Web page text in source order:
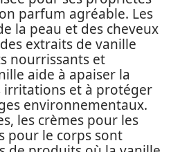
parfum agréable. Les
la peau et des cheveux
extraits de vanille
nourrissants et
aide à apaiser la
irritations et à protéger
environnementaux.
les crèmes pour les
pour le corps sont